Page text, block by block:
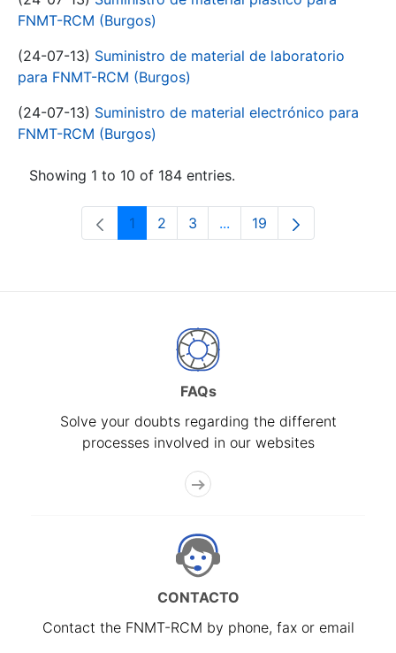
FNMT-RCM (Burgos)
(24-07-13) Suministro de material de laboratorio
para FNMT-RCM (Burgos)
(24-07-13) Suministro de material electrónico para
FNMT-RCM (Burgos)
Showing 1 to 10 of 184 entries.
Page
1 Page
2 Page
3 ...Intermediate Pages Use
Page
19
FAQs
Solve your doubts regarding the different
processes involved in our websites
CONTACTO
Contact the FNMT-RCM by phone, fax or email